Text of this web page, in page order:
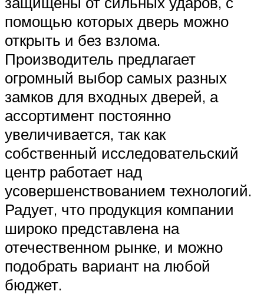
помощью которых дверь можно
открыть и без взлома.
Производитель предлагает
огромный выбор самых разных
замков для входных дверей, а
ассортимент постоянно
увеличивается, так как
собственный исследовательский
центр работает над
усовершенствованием технологий.
Радует, что продукция компании
широко представлена на
отечественном рынке, и можно
подобрать вариант на любой
бюджет.